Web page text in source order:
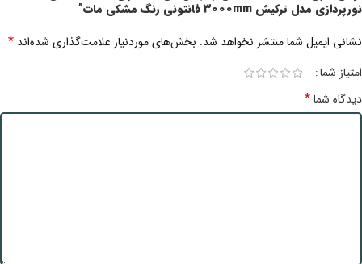
نورپردازی مدل ترکیش 3000mm فانتونی رنگ مشکی مات”
نشانی ایمیل شما منتشر نخواهد شد. بخش‌های موردنیاز علامت‌گذاری شده‌اند *
امتیاز شما
دیدگاه شما*